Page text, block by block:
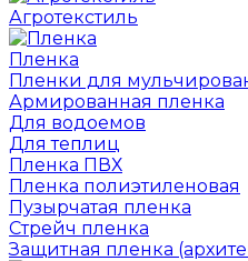
Агротекстиль
Пленка
Пленки для
Армированная пленка
Для водоемов
Для теплиц
Пленка ПВХ
Пленка полиэтиленовая
Пузырчатая пленка
Cтрейч пленка
Защитная пленка